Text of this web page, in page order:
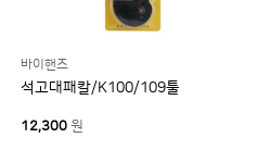
바이핸즈
석고대패칼/K100/109툴
12,300 원